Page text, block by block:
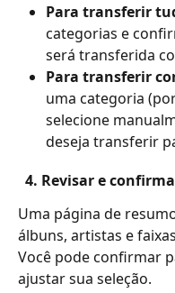
Para transferir
categorias e
será transferida
Para transferir
uma categoria
selecione
deseja transferir
  4.
Revisar e
Uma página de
álbuns, artistas e
Você pode confirmar
ajustar sua seleção.